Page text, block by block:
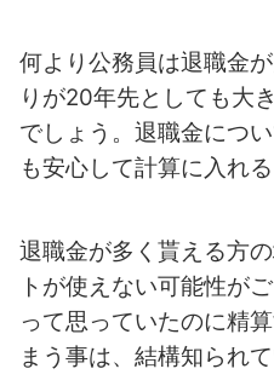
何より公務員は退職金
りが20年先としても大
でしょう。退職金につ
も安心して計算に入れ
退職金が多く貰える方
トが使えない可能性が
って思っていたのに精
まう事は、結構知られ